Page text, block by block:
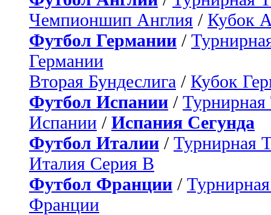
Чемпионшип Англия / Кубок
Футбол Германии /
Германии
Вторая Бундеслига / Кубок
Футбол Испании / Турнирная
Испании / Испания Сегунда
Футбол Италии / Турнирная
Италия Серия B
Футбол Франции /
Франции